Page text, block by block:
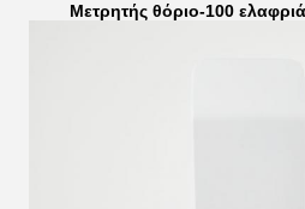
Μετρητής θόριο-100